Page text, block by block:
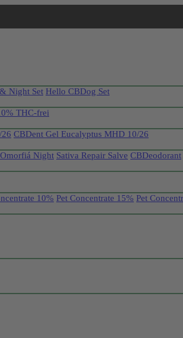
Night Set Hello CBDog Set
THC-frei
CBDent Gel Eucalyptus MHD 10/26
Night Sativa Repair Salve CBDeodorant
10% Pet Concentrate 15% Pet